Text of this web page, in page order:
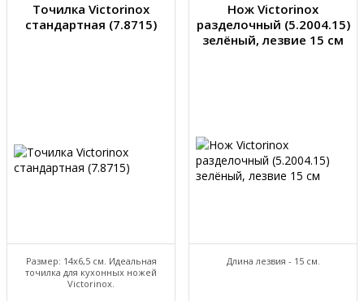
Точилка Victorinox
стандартная (7.8715)
Размер: 14х6,5 см. Идеальная
точилка для кухонных ножей
Victorinox.
Нож Victorinox
разделочный (5.2004.15)
зелёный, лезвие 15 см
Длина лезвия - 15 см.